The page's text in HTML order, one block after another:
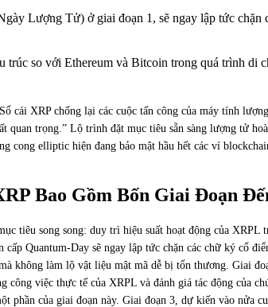
Lượng Tử) ở giai đoạn 1, sẽ ngay lập tức
so với Ethereum và Bitcoin trong quá trình di
cái XRP chống lại các cuộc tấn công của máy tính
quan trọng.” Lộ trình đặt mục tiêu sẵn sàng lượng tử
cong elliptic hiện đang bảo mật hầu hết các ví
Bao Gồm Bốn Giai Đoạn
tiêu song song: duy trì hiệu suất hoạt động của
Quantum-Day sẽ ngay lập tức chặn các chữ ký cổ
không làm lộ vật liệu mật mã dễ bị tổn thương. Giai
công việc thực tế của XRPL và đánh giá tác động
của giai đoạn này. Giai đoạn 3, dự kiến vào nửa